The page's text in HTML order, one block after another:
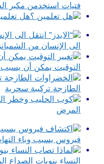
فتيات استخدمن مكبر
هل
الى الإنسان من
التوقيت يمكن أن
الطازجة تركيبة سحرية
المرض
فيروس يسبب وباء
النساء بنوبات الصداع